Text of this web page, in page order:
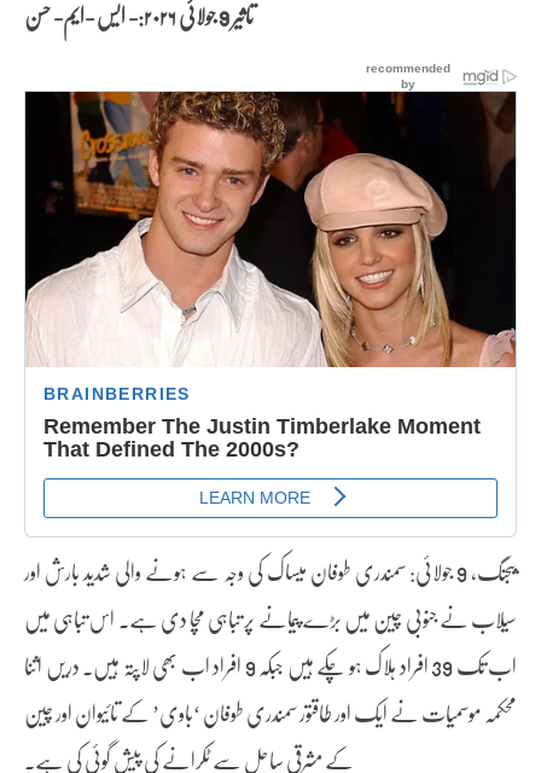
تاثیر 9 جولائی ۲۰۲۶:- ایس -ایم- حسن
بیجنگ، 9 جولائی: سمندری طوفان میساک کی وجہ سے ہونے والی شدید بارش اور
سیلاب نے جنوبی چین میں بڑے پیمانے پر تباہی مچا دی ہے۔ اس تباہی میں
اب تک 39 افراد ہلاک ہو چکے ہیں جبکہ 9 افراد اب بھی لاپتہ ہیں۔ دریں اثنا
محکمہ موسمیات نے ایک اور طاقتور سمندری طوفان ‘باوی’ کے تائیوان اور چین
کے مشرقی ساحل سے ٹکرانے کی پیش گوئی کی ہے۔